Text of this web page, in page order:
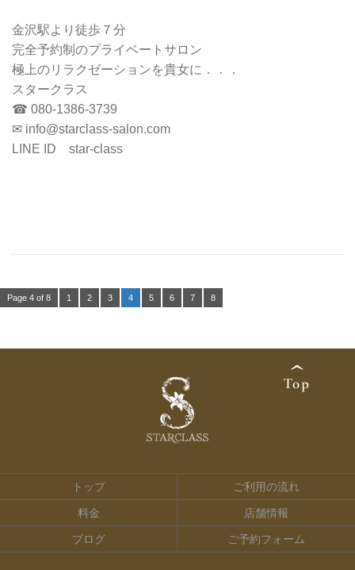
金沢駅より徒歩７分
完全予約制のプライベートサロン
極上のリラクゼーションを貴女に．．．
スタークラス
☎ 080-1386-3739
✉ info@starclass-salon.com
LINE ID star-class
Page 4 of 8 1 2 3 4 5 6 7 8
トップ ご利用の流れ
料金 店舗情報
ブログ ご予約フォーム